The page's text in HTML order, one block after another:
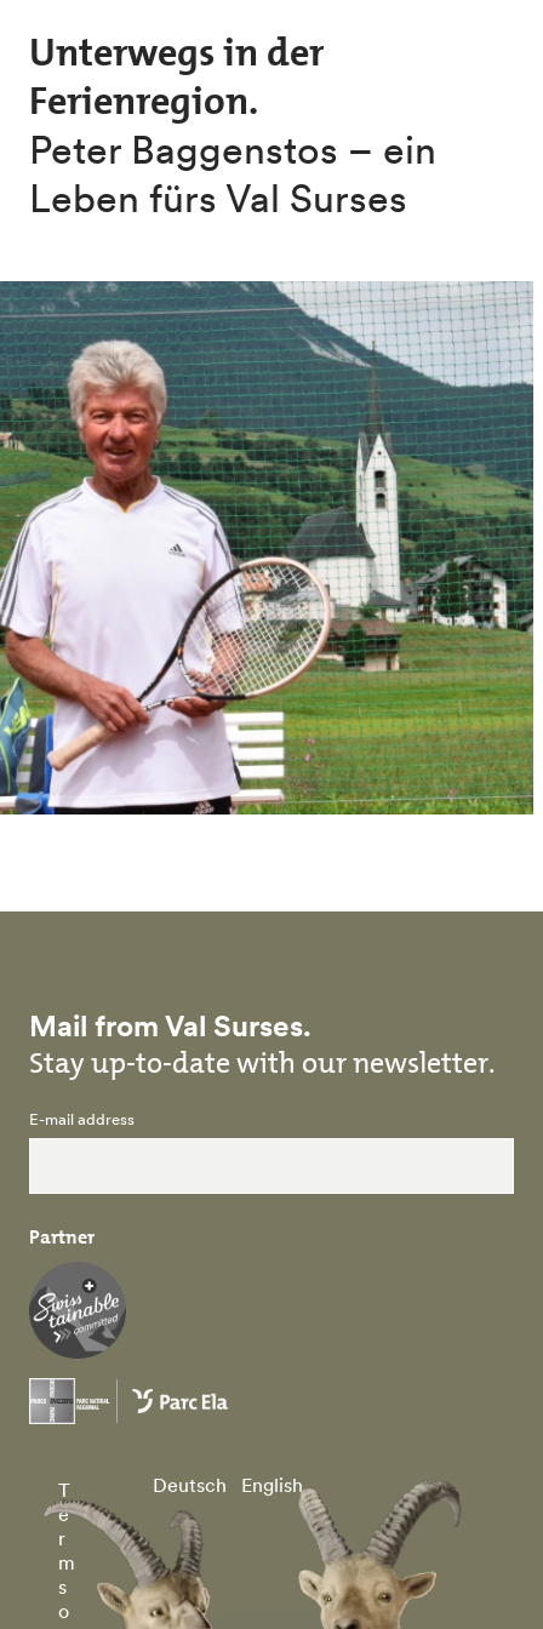
Unterwegs in der
Ferienregion.
Peter Baggenstos – ein
Leben fürs Val Surses
Mail from Val Surses.
Stay up-to-date with our newsletter.
E-mail address
Partner
T
e
r
m
s
o
Deutsch English